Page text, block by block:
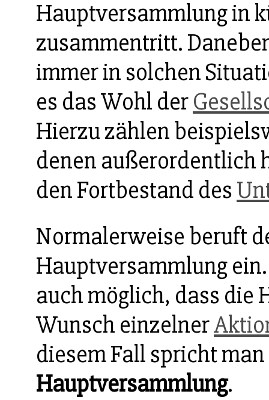
Hauptversammlung in
zusammentritt.
immer in solchen
es das Wohl der
Hierzu zählen
denen außerordentlich
den Fortbestand des
Normalerweise beruft
Hauptversammlung
auch möglich, dass die
Wunsch einzelner
diesem Fall spricht
Hauptversammlung.